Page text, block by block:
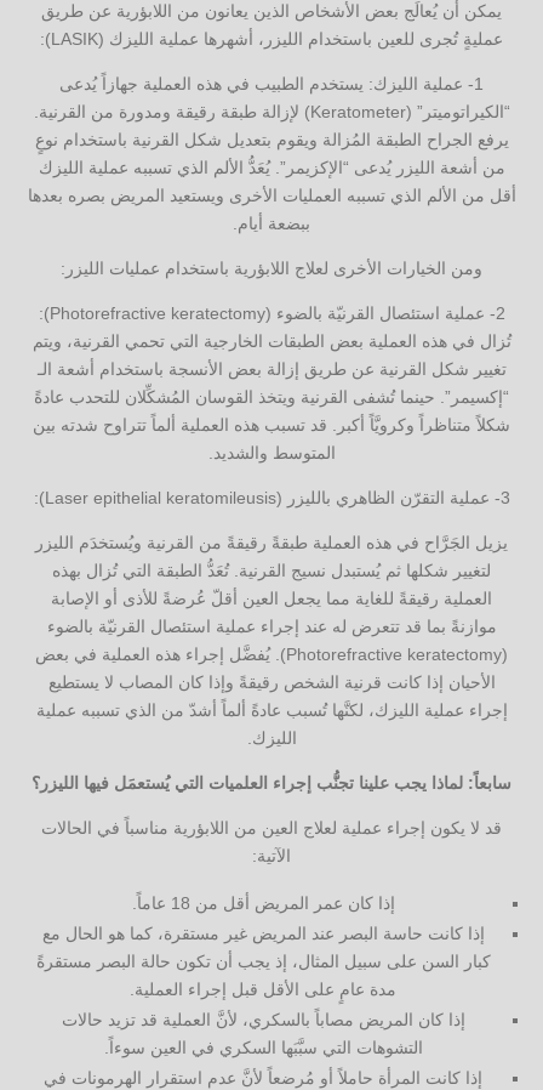
يمكن أن يُعالَج بعض الأشخاص الذين يعانون من اللابؤرية عن طريق
عمليةٍ تُجرى للعين باستخدام الليزر، أشهرها عملية الليزك (LASIK):
1- عملية الليزك: يستخدم الطبيب في هذه العملية جهازاً يُدعى
“الكيراتوميتر” (Keratometer) لإزالة طبقة رقيقة ومدورة من القرنية.
يرفع الجراح الطبقة المُزالة ويقوم بتعديل شكل القرنية باستخدام نوعٍ
من أشعة الليزر يُدعى “الإكزيمر”. يُعَدُّ الألم الذي تسببه عملية الليزك
أقل من الألم الذي تسببه العمليات الأخرى ويستعيد المريض بصره بعدها
ببضعة أيام.
ومن الخيارات الأخرى لعلاج اللابؤرية باستخدام عمليات الليزر:
2- عملية استئصال القرنيّة بالضوء (Photorefractive keratectomy):
تُزال في هذه العملية بعض الطبقات الخارجية التي تحمي القرنية، ويتم
تغيير شكل القرنية عن طريق إزالة بعض الأنسجة باستخدام أشعة الـ
“إكسيمر”. حينما تُشفى القرنية ويتخذ القوسان المُشكِّلان للتحدب عادةً
شكلاً متناظراً وكرويَّاً أكبر. قد تسبب هذه العملية ألماً تتراوح شدته بين
المتوسط والشديد.
3- عملية التقرّن الظاهري بالليزر (Laser epithelial keratomileusis):
يزيل الجَرَّاح في هذه العملية طبقةً رقيقةً من القرنية ويُستخدَم الليزر
لتغيير شكلها ثم يُستبدل نسيج القرنية. تُعَدُّ الطبقة التي تُزال بهذه
العملية رقيقةً للغاية مما يجعل العين أقلّ عُرضةً للأذى أو الإصابة
موازنةً بما قد تتعرض له عند إجراء عملية استئصال القرنيّة بالضوء
(Photorefractive keratectomy). يُفضَّل إجراء هذه العملية في بعض
الأحيان إذا كانت قرنية الشخص رقيقةً وإذا كان المصاب لا يستطيع
إجراء عملية الليزك، لكنَّها تُسبب عادةً ألماً أشدّ من الذي تسببه عملية
الليزك.
سابعاً: لماذا يجب علينا تجنُّب إجراء العلميات التي يُستعمَل فيها الليزر؟
قد لا يكون إجراء عملية لعلاج العين من اللابؤرية مناسباً في الحالات
الآتية:
إذا كان عمر المريض أقل من 18 عاماً.
إذا كانت حاسة البصر عند المريض غير مستقرة، كما هو الحال مع
كبار السن على سبيل المثال، إذ يجب أن تكون حالة البصر مستقرةً
مدة عامٍ على الأقل قبل إجراء العملية.
إذا كان المريض مصاباً بالسكري، لأنَّ العملية قد تزيد حالات
التشوهات التي سبَّبَها السكري في العين سوءاً.
إذا كانت المرأة حاملاً أو مُرضعاً لأنَّ عدم استقرار الهرمونات في